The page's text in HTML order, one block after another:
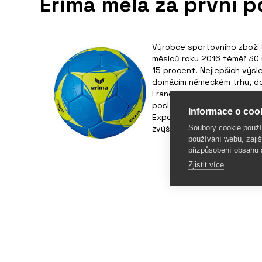
Výrobce sportovního zboží
měsíců roku 2016 téměř
15 procent. Nejlepších
domácím německém trhu,
Francie, Belgie, Nizozemí,
poslední dva roky se tržby
Export do zemí, kde nemá
zvýšil o 40 procent.
Informace o
Soubory cookie
používání webu,
přizpůsobení obsahu
Zjistit více